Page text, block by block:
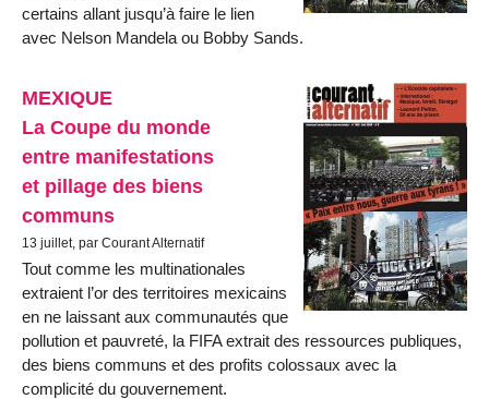
certains allant jusqu’à faire le lien
avec Nelson Mandela ou Bobby Sands.
MEXIQUE
La Coupe du monde
entre manifestations
et pillage des biens
communs
13 juillet, par Courant Alternatif
Tout comme les multinationales
extraient l’or des territoires mexicains
en ne laissant aux communautés que
pollution et pauvreté, la FIFA extrait des ressources publiques,
des biens communs et des profits colossaux avec la
complicité du gouvernement.